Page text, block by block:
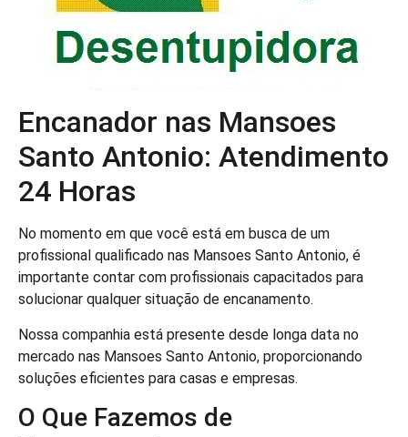
Encanador nas Mansoes
Santo Antonio: Atendimento
24 Horas
No momento em que você está em busca de um
profissional qualificado nas Mansoes Santo Antonio, é
importante contar com profissionais capacitados para
solucionar qualquer situação de encanamento.
Nossa companhia está presente desde longa data no
mercado nas Mansoes Santo Antonio, proporcionando
soluções eficientes para casas e empresas.
O Que Fazemos de